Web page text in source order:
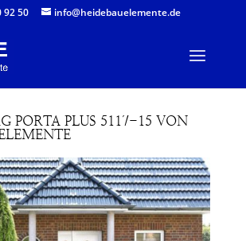
92 50 info@heidebauelemente.de
PORTA PLUS 5117-15 VON